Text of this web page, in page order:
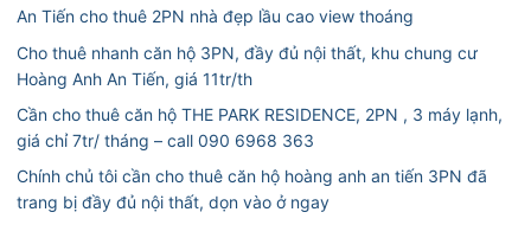
An Tiến cho thuê 2PN nhà đẹp lầu cao view thoáng
Cho thuê nhanh căn hộ 3PN, đầy đủ nội thất, khu chung cư
Hoàng Anh An Tiến, giá 11tr/th
Cần cho thuê căn hộ THE PARK RESIDENCE, 2PN , 3 máy lạnh,
giá chỉ 7tr/ tháng – call 090 6968 363
Chính chủ tôi cần cho thuê căn hộ hoàng anh an tiến 3PN đã
trang bị đầy đủ nội thất, dọn vào ở ngay